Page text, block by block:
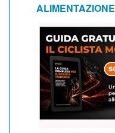
ALIMENTAZIONE